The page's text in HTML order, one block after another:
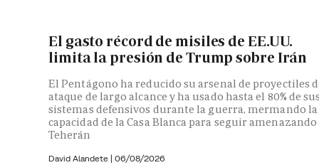
El gasto récord de misiles de EE.UU.
limita la presión de Trump sobre Irán
El Pentágono ha reducido su arsenal de proyectiles
ataque de largo alcance y ha usado hasta el 80% de
sistemas defensivos durante la guerra, mermando la
capacidad de la Casa Blanca para seguir amenazando
Teherán
David Alandete | 06/08/2026